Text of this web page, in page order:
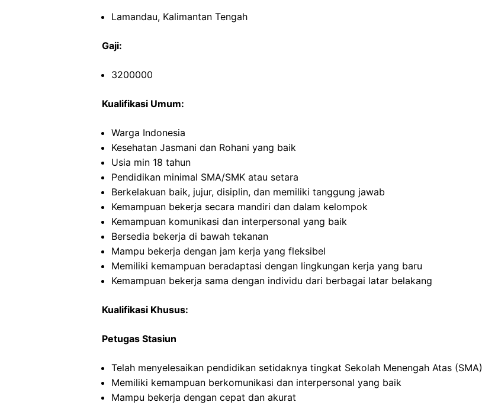
Lamandau, Kalimantan Tengah
Gaji:
3200000
Kualifikasi Umum:
Warga Indonesia
Kesehatan Jasmani dan Rohani yang baik
Usia min 18 tahun
Pendidikan minimal SMA/SMK atau setara
Berkelakuan baik, jujur, disiplin, dan memiliki tanggung jawab
Kemampuan bekerja secara mandiri dan dalam kelompok
Kemampuan komunikasi dan interpersonal yang baik
Bersedia bekerja di bawah tekanan
Mampu bekerja dengan jam kerja yang fleksibel
Memiliki kemampuan beradaptasi dengan lingkungan kerja yang baru
Kemampuan bekerja sama dengan individu dari berbagai latar belakang
Kualifikasi Khusus:
Petugas Stasiun
Telah menyelesaikan pendidikan setidaknya tingkat Sekolah Menengah Atas (SMA)
Memiliki kemampuan berkomunikasi dan interpersonal yang baik
Mampu bekerja dengan cepat dan akurat